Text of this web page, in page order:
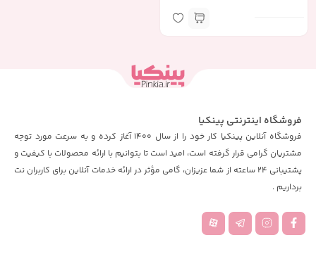
فروشگاه اینترنتی پینکیا
فروشگاه آنلاین پینکیا کار خود را از سال 1400 آغاز کرده و به سرعت مورد توجه
مشتریان گرامی قرار گرفته است، امید است تا بتوانیم با ارائه محصولات با کیفیت و
پشتیبانی 24 ساعته از شما عزیزان، گامی مؤثر در ارائه خدمات آنلاین برای کاربران نت
برداریم .